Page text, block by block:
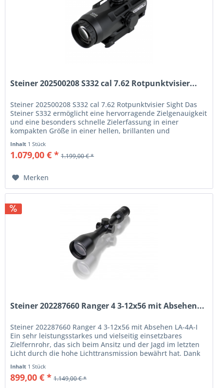
Steiner 202500208 S332 cal 7.62 Rotpunktvisier...
Steiner 202500208 S332 cal 7.62 Rotpunktvisier Sight Das
Steiner S332 ermöglicht eine hervorragende Zielgenauigkeit
und eine besonders schnelle Zielerfassung in einer
kompakten Größe in einer hellen, brillanten und
Inhalt 1 Stück
1.079,00 € * 1.199,00 € *
Merken
Steiner 202287660 Ranger 4 3-12x56 mit Absehen...
Steiner 202287660 Ranger 4 3-12x56 mit Absehen LA-4A-I
Ein sehr leistungsstarkes und vielseitig einsetzbares
Zielfernrohr, das sich beim Ansitz und der Jagd im letzten
Licht durch die hohe Lichttransmission bewährt hat. Dank
Inhalt 1 Stück
899,00 € * 1.149,00 € *